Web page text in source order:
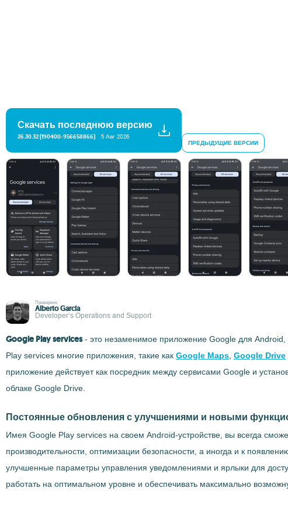
Скачать последнюю версию
26.30.32 (190400-956658866) 5 Авг 2026
ПРЕДЫДУЩИЕ ВЕРСИИ
Проверено
Alberto García
Developer’s Operations and Support
Google Play services- это незаменимое приложение Google для
Play services многие приложения, такие как Google Maps Google Drive
приложение действует как посредник между сервисами Google и
облаке Google Drive.
Постоянные обновления с улучшениями и новыми
Имея Google Play services на своем Android-устройстве, вы всегда
производительности, оптимизации безопасности, а иногда и к
улучшенные параметры управления уведомлениями и ярлыки для
работать на оптимальном уровне и обеспечивать максимально